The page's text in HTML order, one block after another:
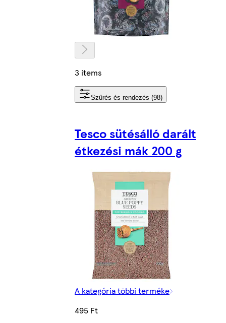
3 items
Szűrés és rendezés (98)
Tesco sütésálló darált
étkezési mák 200 g
A kategória többi terméke
495 Ft